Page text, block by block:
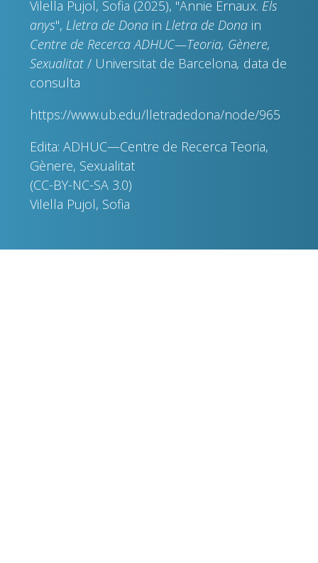
Vilella Pujol, Sofia (2025), "Annie Ernaux. Els
anys", Lletra de Dona in Lletra de Dona in
Centre de Recerca ADHUC—Teoria, Gènere,
Sexualitat / Universitat de Barcelona, data de
consulta
https://www.ub.edu/lletradedona/node/965
Edita: ADHUC—Centre de Recerca Teoria,
Gènere, Sexualitat
(CC-BY-NC-SA 3.0)
Vilella Pujol, Sofia